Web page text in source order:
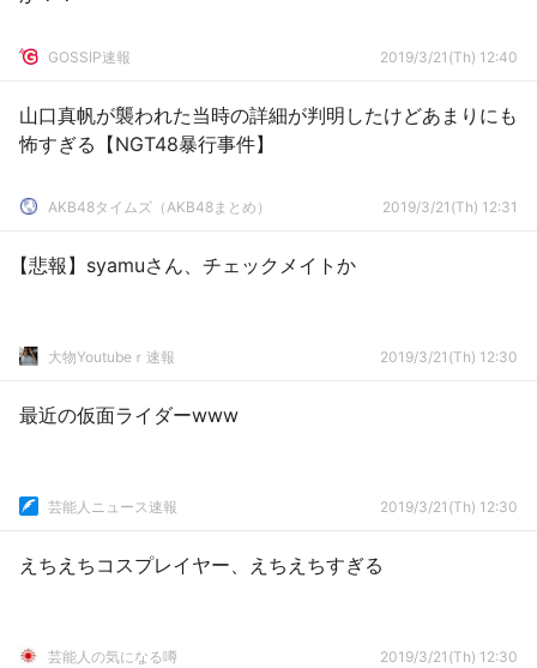
GOSSIP速報 2019/3/21(Th) 12:40
山口真帆が襲われた当時の詳細が判明したけどあまりにも
怖すぎる【NGT48暴行事件】
AKB48タイムズ（AKB48まとめ） 2019/3/21(Th) 12:31
【悲報】syamuさん、チェックメイトか
大物Youtubeｒ速報 2019/3/21(Th) 12:30
最近の仮面ライダーwww
芸能人ニュース速報 2019/3/21(Th) 12:30
えちえちコスプレイヤー、えちえちすぎる
芸能人の気になる噂 2019/3/21(Th) 12:30